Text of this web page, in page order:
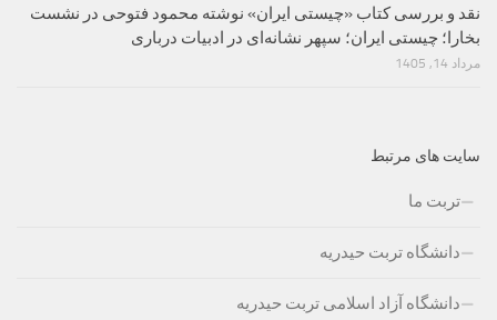
نقد و بررسی کتاب «چیستی ایران» نوشته محمود فتوحی در نشست
بخارا؛ چیستی ایران؛ سپهر نشانه‌ای در ادبیات درباری
مرداد 14, 1405
سایت های مرتبط
تربت ما
دانشگاه تربت حیدریه
دانشگاه آزاد اسلامی تربت حیدریه